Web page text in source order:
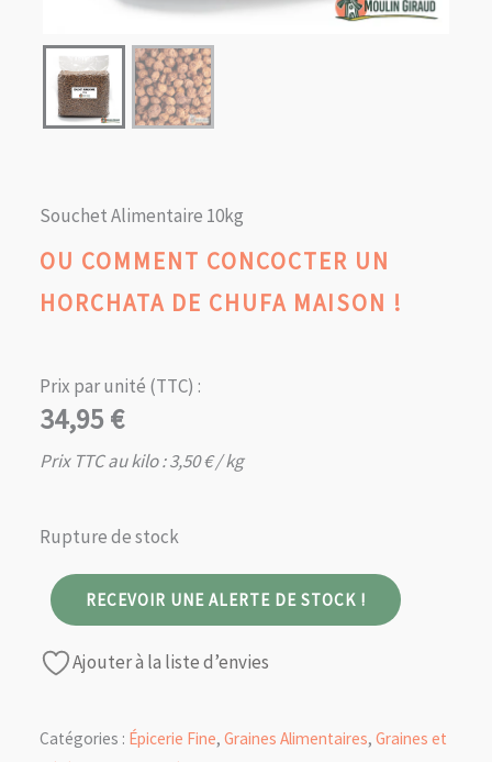
Souchet Alimentaire 10kg
OU COMMENT CONCOCTER UN
HORCHATA DE CHUFA MAISON !
Prix par unité (TTC) :
34,95€
Prix TTC au kilo :3,50€/ kg
Rupture de stock
RECEVOIR UNE ALERTE DE STOCK !
Ajouter à la liste d’envies
Catégories : Épicerie Fine, Graines Alimentaires, Graines et